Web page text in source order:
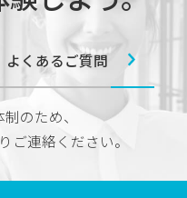
よくあるご質問
のため、
ご連絡ください。